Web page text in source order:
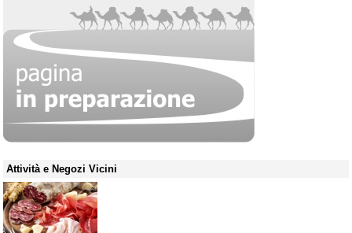
Attività e Negozi Vicini